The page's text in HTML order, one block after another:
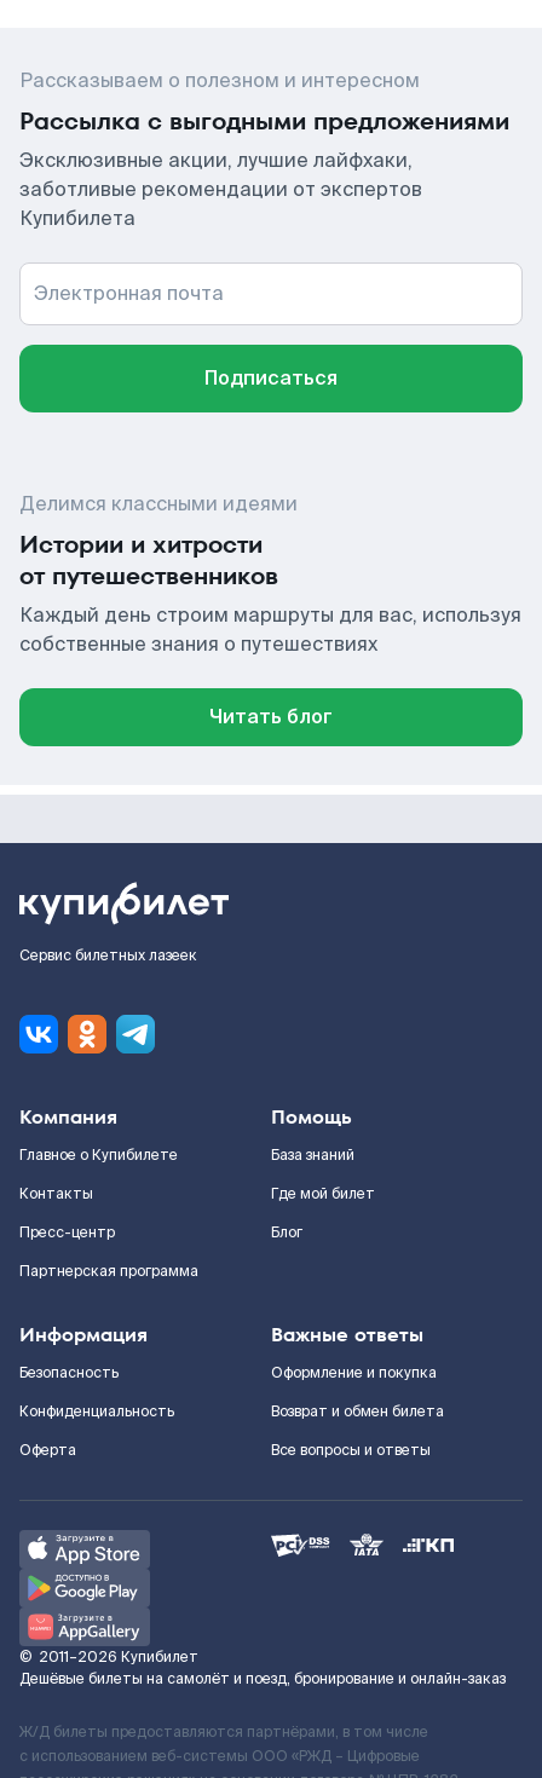
Рассказываем о полезном и интересном
Рассылка с выгодными предложениями
Эксклюзивные акции, лучшие лайфхаки,
заботливые рекомендации от экспертов
Купибилета
Электронная почта
Подписаться
Делимся классными идеями
Истории и хитрости
от путешественников
Каждый день строим маршруты для вас, используя
собственные знания о путешествиях
Читать блог
Сервис билетных лазеек
Компания
Главное о Купибилете
Контакты
Пресс-центр
Партнерская программа
Помощь
База знаний
Где мой билет
Блог
Информация
Безопасность
Конфиденциальность
Оферта
Важные ответы
Оформление и покупка
Возврат и обмен билета
Все вопросы и ответы
© 2011–2026 Купибилет
Дешёвые билеты на самолёт и поезд, бронирование и онлайн-заказ
Ж/Д билеты предоставляются партнёрами, в том числе
с использованием веб-системы ООО «РЖД – Цифровые